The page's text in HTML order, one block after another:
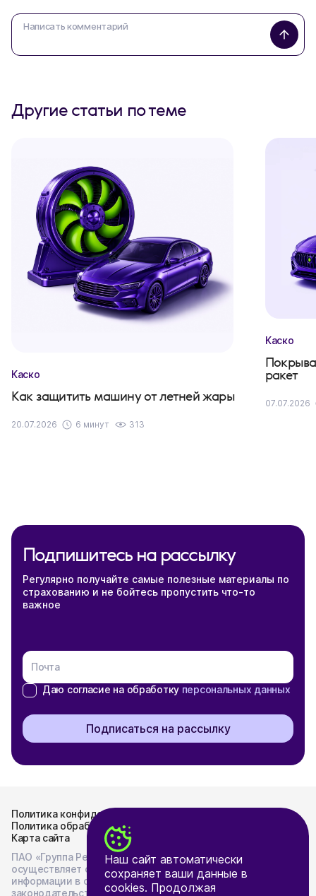
Другие статьи по теме
Каско
Как защитить машину от летней жары
20.07.2026 6 минут 313
Каско
ракет
07.07.2026
Подпишитесь на рассылку
Регулярно получайте самые полезные материалы по
страхованию и не бойтесь пропустить что-то
важное
Почта
Даю согласие на обработку персональных данных
Подписаться на рассылку
Политика конфиденциальности
Политика обработки персональных данных
Карта сайта
ПАО «Группа Ренессанс Страхование»
осуществляет опубликование и раскрытие
информации в соответствии с
законодательством Российской Федерации на
Наш сайт автоматически
сохраняет ваши данные в
cookies. Продолжая